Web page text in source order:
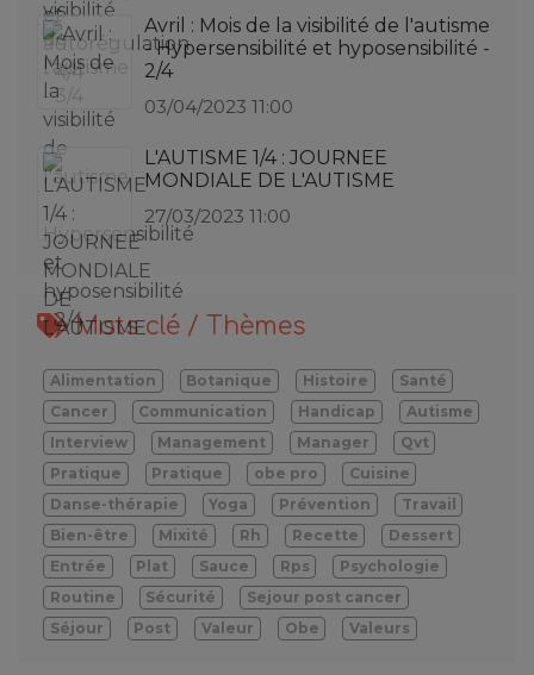
Avril : Mois de la visibilité de l'autisme
- Hypersensibilité et hyposensibilité -
2/4
03/04/2023 11:00
L'AUTISME 1/4 : JOURNEE
MONDIALE DE L'AUTISME
27/03/2023 11:00
Mots clé / Thèmes
Alimentation Botanique Histoire
Santé
Cancer
Communication Handicap
Autisme
Interview
Management Manager
Qvt
Pratique
Pratique obe pro
Cuisine
Danse-thérapie
Yoga Prévention
Travail
Bien-être
Mixité Rh Recette
Dessert
Entrée
Plat Sauce Rps
Psychologie
Routine
Sécurité
Sejour post cancer
Séjour
Post Valeur Obe Valeurs